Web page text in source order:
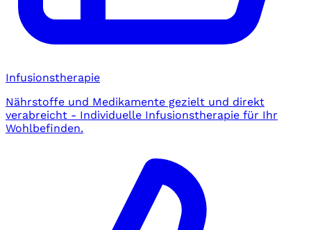
Infusionstherapie
Nährstoffe und Medikamente gezielt und direkt
verabreicht - Individuelle Infusionstherapie für Ihr
Wohlbefinden.